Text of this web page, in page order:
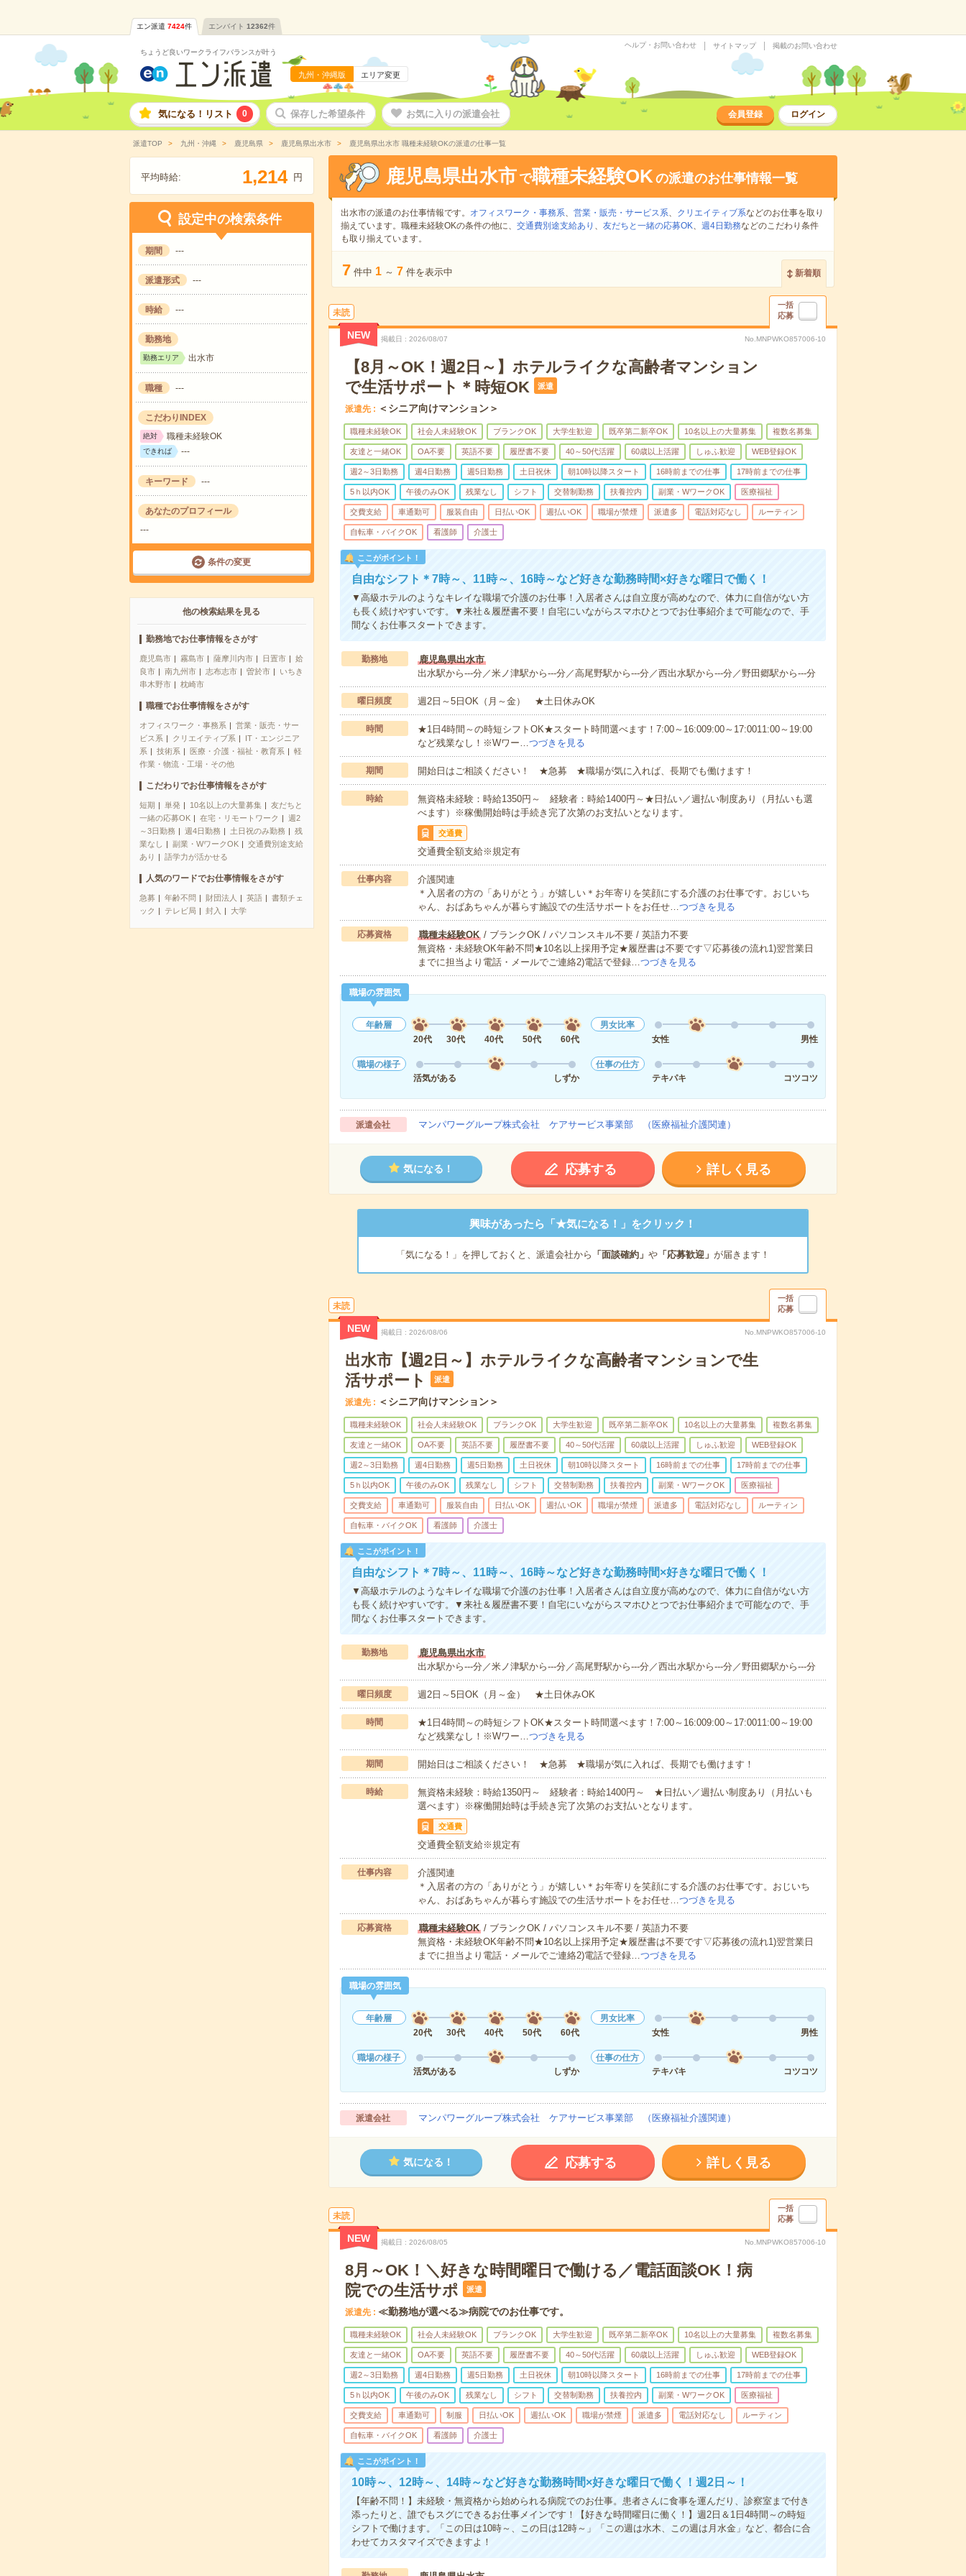
エン派遣 7424件 エンバイト 12362件
ちょうど良いワークライフバランスが叶う
九州・沖縄版 エリア変更
ヘルプ・お問い合わせ サイトマップ 掲載のお問い合わせ
気になる！リスト 0 保存した希望条件 お気に入りの派遣会社 会員登録 ログイン
派遣TOP 九州・沖縄 鹿児島県 鹿児島県出水市 鹿児島県出水市 職種未経験OKの派遣の仕事一覧
平均時給: 1,214 円
設定中の検索条件
期間 ---
派遣形式 ---
時給 ---
勤務地
勤務エリア 出水市
職種 ---
こだわりINDEX
絶対 職種未経験OK
できれば ---
キーワード ---
あなたのプロフィール
---
条件の変更
他の検索結果を見る
勤務地でお仕事情報をさがす
鹿児島市 霧島市 薩摩川内市 日置市
姶
良市
南九州市 志布志市 曽於市
いちき
串木野市
枕崎市
職種でお仕事情報をさがす
オフィスワーク・事務系
営業・販売・サー
ビス系
クリエイティブ系
IT・エンジニア
系
技術系 医療・介護・福祉・教育系
軽
作業・物流・工場・その他
こだわりでお仕事情報をさがす
短期 単発 10名以上の大量募集
友だちと
一緒の応募OK
在宅・リモートワーク
週2
～3日勤務
週4日勤務 土日祝のみ勤務
残
業なし
副業・WワークOK
交通費別途支給
あり
語学力が活かせる
人気のワードでお仕事情報をさがす
急募 年齢不問 財団法人 英語
書類チェ
ック
テレビ局 封入 大学
鹿児島県出水市 で職種未経験OKの派遣のお仕事情報一覧
出水市の派遣のお仕事情報です。 オフィスワーク・事務系、 営業・販売・サービス系、 クリエイティブ系などのお仕事を取り
揃えています。職種未経験OKの条件の他に、 交通費別途支給あり 、 友だちと一緒の応募OK、 週4日勤務などのこだわり条件
も取り揃えています。
7 件中 1 ～ 7 件を表示中 新着順
未読
一括
応募
NEW 掲載日 2026/08/07 No.MNPWKO857006-10
【8月～OK！週2日～】ホテルライクな高齢者マンション
で生活サポート＊時短OK
派遣
派遣先 ＜シニア向けマンション＞
職種未経験OK 社会人未経験OK ブランクOK 大学生歓迎 既卒第二新卒OK 10名以上の大量募集 複数名募集
友達と一緒OK OA不要 英語不要 履歴書不要 40～50代活躍 60歳以上活躍 しゅふ歓迎 WEB登録OK
週2～3日勤務 週4日勤務 週5日勤務 土日祝休 朝10時以降スタート 16時前までの仕事 17時前までの仕事
5ｈ以内OK 午後のみOK 残業なし シフト 交替制勤務 扶養控内 副業・WワークOK 医療福祉
交費支給 車通勤可 服装自由 日払いOK 週払いOK 職場が禁煙 派遣多 電話対応なし ルーティン
自転車・バイクOK 看護師 介護士
ここがポイント！
自由なシフト＊7時～、11時～、16時～など好きな勤務時間×好きな曜日で働く！
▼高級ホテルのようなキレイな職場で介護のお仕事！入居者さんは自立度が高めなので、体力に自信がない方
も長く続けやすいです。▼来社＆履歴書不要！自宅にいながらスマホひとつでお仕事紹介まで可能なので、手
間なくお仕事スタートできます。
勤務地
鹿児島県出水市
出水駅から---分／米ノ津駅から---分／高尾野駅から---分／西出水駅から---分／野田郷駅から---分
曜日頻度 週2日～5日OK（月～金） ★土日休みOK
時間
★1日4時間～の時短シフトOK★スタート時間選べます！7:00～16:009:00～17:0011:00～19:00
など残業なし！※Wワー…つづきを見る
期間 開始日はご相談ください！ ★急募 ★職場が気に入れば、長期でも働けます！
時給
無資格未経験：時給1350円～ 経験者：時給1400円～★日払い／週払い制度あり（月払いも選
べます）※稼働開始時は手続き完了次第のお支払いとなります。
交通費
交通費全額支給※規定有
仕事内容
介護関連
＊入居者の方の「ありがとう」が嬉しい＊お年寄りを笑顔にする介護のお仕事です。おじいち
ゃん、おばあちゃんが暮らす施設での生活サポートをお任せ…つづきを見る
応募資格 職種未経験OK/ ブランクOK / パソコンスキル不要 / 英語力不要
無資格・未経験OK年齢不問★10名以上採用予定★履歴書は不要です▽応募後の流れ1)翌営業日
までに担当より電話・メールでご連絡2)電話で登録…つづきを見る
職場の雰囲気
年齢層
20代
30代 40代 50代 60代
男女比率
女性
男性
職場の様子
活気がある
しずか
仕事の仕方
テキパキ
コツコツ
派遣会社 マンパワーグループ株式会社 ケアサービス事業部 （医療福祉介護関連）
気になる！ 応募する 詳しく見る
興味があったら「★気になる！」をクリック！
「気になる！」を押しておくと、派遣会社から 「面談確約」 や「応募歓迎」 が届きます！
未読
一括
応募
NEW 掲載日 2026/08/06 No.MNPWKO857006-10
出水市【週2日～】ホテルライクな高齢者マンションで生
活サポート
派遣
派遣先 ＜シニア向けマンション＞
職種未経験OK 社会人未経験OK ブランクOK 大学生歓迎 既卒第二新卒OK 10名以上の大量募集 複数名募集
友達と一緒OK OA不要 英語不要 履歴書不要 40～50代活躍 60歳以上活躍 しゅふ歓迎 WEB登録OK
週2～3日勤務 週4日勤務 週5日勤務 土日祝休 朝10時以降スタート 16時前までの仕事 17時前までの仕事
5ｈ以内OK 午後のみOK 残業なし シフト 交替制勤務 扶養控内 副業・WワークOK 医療福祉
交費支給 車通勤可 服装自由 日払いOK 週払いOK 職場が禁煙 派遣多 電話対応なし ルーティン
自転車・バイクOK 看護師 介護士
ここがポイント！
自由なシフト＊7時～、11時～、16時～など好きな勤務時間×好きな曜日で働く！
▼高級ホテルのようなキレイな職場で介護のお仕事！入居者さんは自立度が高めなので、体力に自信がない方
も長く続けやすいです。▼来社＆履歴書不要！自宅にいながらスマホひとつでお仕事紹介まで可能なので、手
間なくお仕事スタートできます。
勤務地
鹿児島県出水市
出水駅から---分／米ノ津駅から---分／高尾野駅から---分／西出水駅から---分／野田郷駅から---分
曜日頻度 週2日～5日OK（月～金） ★土日休みOK
時間
★1日4時間～の時短シフトOK★スタート時間選べます！7:00～16:009:00～17:0011:00～19:00
など残業なし！※Wワー…つづきを見る
期間 開始日はご相談ください！ ★急募 ★職場が気に入れば、長期でも働けます！
時給
無資格未経験：時給1350円～ 経験者：時給1400円～ ★日払い／週払い制度あり（月払いも
選べます）※稼働開始時は手続き完了次第のお支払いとなります。
交通費
交通費全額支給※規定有
仕事内容
介護関連
＊入居者の方の「ありがとう」が嬉しい＊お年寄りを笑顔にする介護のお仕事です。おじいち
ゃん、おばあちゃんが暮らす施設での生活サポートをお任せ…つづきを見る
応募資格 職種未経験OK/ ブランクOK / パソコンスキル不要 / 英語力不要
無資格・未経験OK年齢不問★10名以上採用予定★履歴書は不要です▽応募後の流れ1)翌営業日
までに担当より電話・メールでご連絡2)電話で登録…つづきを見る
職場の雰囲気
年齢層
20代
30代 40代 50代 60代
男女比率
女性
男性
職場の様子
活気がある
しずか
仕事の仕方
テキパキ
コツコツ
派遣会社 マンパワーグループ株式会社 ケアサービス事業部 （医療福祉介護関連）
気になる！ 応募する 詳しく見る
未読
一括
応募
NEW 掲載日 2026/08/05 No.MNPWKO857006-10
8月～OK！＼好きな時間曜日で働ける／電話面談OK！病
院での生活サポ
派遣
派遣先 ≪勤務地が選べる≫病院でのお仕事です。
職種未経験OK 社会人未経験OK ブランクOK 大学生歓迎 既卒第二新卒OK 10名以上の大量募集 複数名募集
友達と一緒OK OA不要 英語不要 履歴書不要 40～50代活躍 60歳以上活躍 しゅふ歓迎 WEB登録OK
週2～3日勤務 週4日勤務 週5日勤務 土日祝休 朝10時以降スタート 16時前までの仕事 17時前までの仕事
5ｈ以内OK 午後のみOK 残業なし シフト 交替制勤務 扶養控内 副業・WワークOK 医療福祉
交費支給 車通勤可 制服 日払いOK 週払いOK 職場が禁煙 派遣多 電話対応なし ルーティン
自転車・バイクOK 看護師 介護士
ここがポイント！
10時～、12時～、14時～など好きな勤務時間×好きな曜日で働く！週2日～！
【年齢不問！】未経験・無資格から始められる病院でのお仕事。患者さんに食事を運んだり、診察室まで付き
添ったりと、誰でもスグにできるお仕事メインです！【好きな時間曜日に働く！】週2日＆1日4時間～の時短
シフトで働けます。「この日は10時～、この日は12時～」「この週は水木、この週は月水金」など、都合に合
わせてカスタマイズできますよ！